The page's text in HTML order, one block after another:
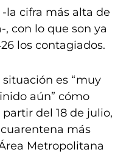
la cifra más alta de
con lo que son ya
los contagiados.
es “muy
aún” cómo
del 18 de julio,
más
Metropolitana